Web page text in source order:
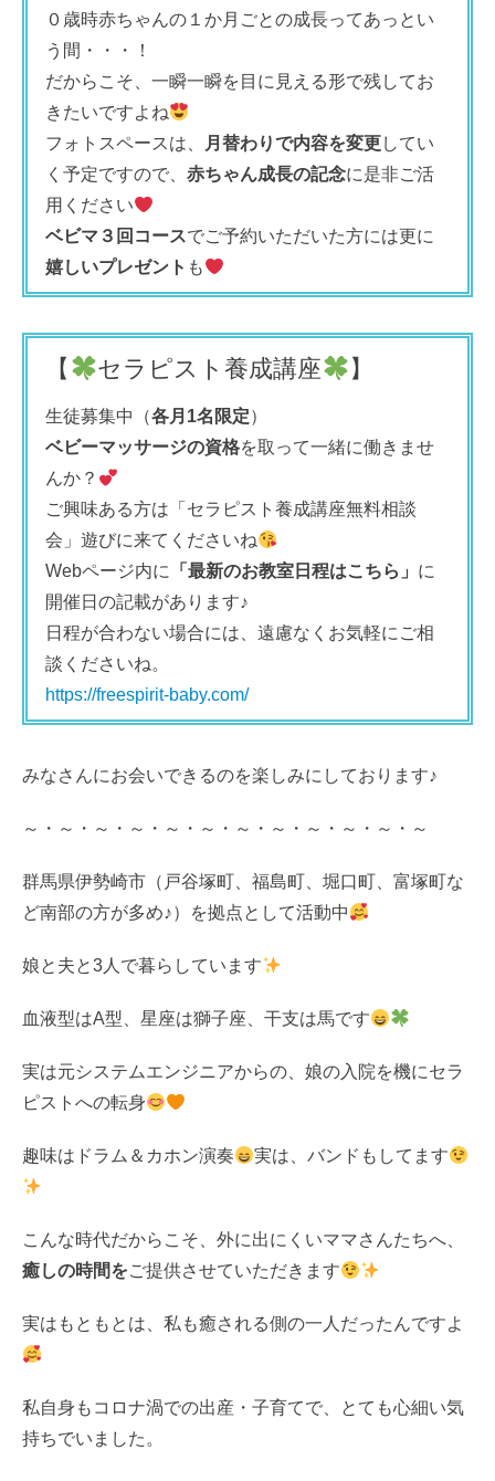
０歳時赤ちゃんの１か月ごとの成長ってあっとい
う間・・・！
だからこそ、一瞬一瞬を目に見える形で残してお
きたいですよね
フォトスペースは、
月替わりで内容を変更してい
く予定ですので、 赤ちゃん成長の記念に是非ご活
用ください
ベビマ３回コースでご予約いただいた方には更に
嬉しいプレゼント も
【 セラピスト養成講座 】
生徒募集中（各月1名限定）
ベビーマッサージの資格を取って一緒に働きませ
んか？
ご興味ある方は「セラピスト養成講座無料相談
会」遊びに来てくださいね
Webページ内に 「最新のお教室日程はこちら」 に
開催日の記載があります♪
日程が合わない場合には、遠慮なくお気軽にご相
談くださいね。
https://freespirit-baby.com/
みなさんにお会いできるのを楽しみにしております♪
～・～・～・～・～・～・～・～・～・～・～・～
群馬県伊勢崎市（戸谷塚町、福島町、堀口町、富塚町な
ど南部の方が多め♪）を拠点として活動中
娘と夫と3人で暮らしています
血液型はA型、星座は獅子座、干支は馬です
実は元システムエンジニアからの、娘の入院を機にセラ
ピストへの転身
趣味はドラム＆カホン演奏 実は、バンドもしてます
こんな時代だからこそ、外に出にくいママさんたちへ、
癒しの時間をご提供させていただきます
実はもともとは、私も癒される側の一人だったんですよ
私自身もコロナ渦での出産・子育てで、とても心細い気
持ちでいました。